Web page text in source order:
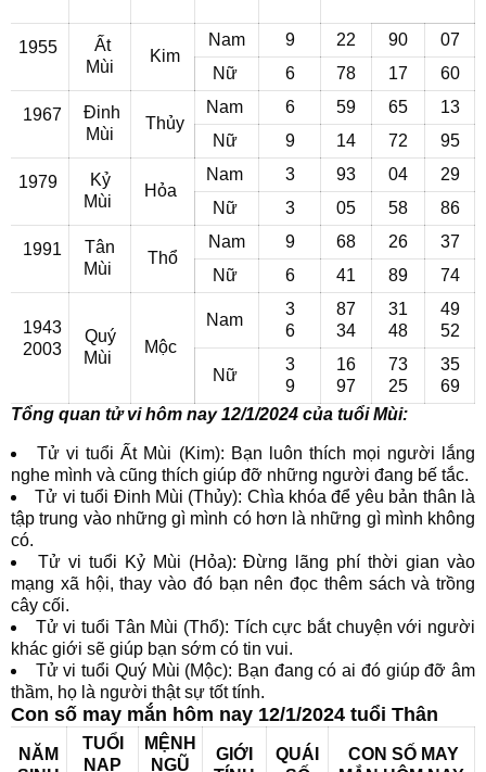
1955
Ất
Mùi
Kim
Nam 9 22 90
07
Nữ
6 78 17 60
1967
Đinh
Mùi
Thủy
Nam 6 59 65
13
Nữ
9 14 72 95
1979
Kỷ
Mùi
Hỏa
Nam 3 93 04
29
Nữ
3 05 58 86
1991
Tân
Mùi
Thổ
Nam 9 68 26
37
Nữ
6 41 89 74
1943
2003
Quý
Mùi
Mộc
Nam
3
6
87
34
31
48
49
52
Nữ
3
9
16
97
73
25
35
69
Tổng quan tử vi hôm nay 12/1/2024 của tuổi Mùi:
Tử vi tuổi Ất Mùi (Kim): Bạn luôn thích mọi người lắng
nghe mình và cũng thích giúp đỡ những người đang bế tắc.
Tử vi tuổi Đinh Mùi (Thủy): Chìa khóa để yêu bản thân là
tập trung vào những gì mình có hơn là những gì mình không
có.
Tử vi tuổi Kỷ Mùi (Hỏa): Đừng lãng phí thời gian vào
mạng xã hội, thay vào đó bạn nên đọc thêm sách và trồng
cây cối.
Tử vi tuổi Tân Mùi (Thổ): Tích cực bắt chuyện với người
khác giới sẽ giúp bạn sớm có tin vui.
Tử vi tuổi Quý Mùi (Mộc): Bạn đang có ai đó giúp đỡ âm
thầm, họ là người thật sự tốt tính.
Con số may mắn hôm nay 12/1/2024 tuổi Thân
NĂM
TUỔI
NẠP
MỆNH
NGŨ
GIỚI
QUÁI
CON SỐ MAY